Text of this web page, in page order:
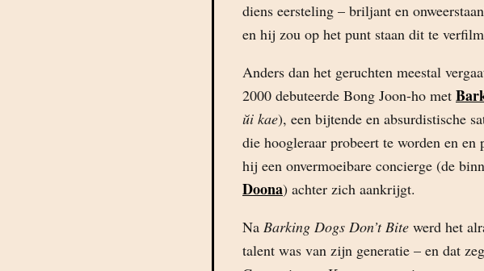
diens eersteling – briljant en
en hij zou op het punt staan dit te
Anders dan het geruchten meestal
2000 debuteerde Bong Joon-ho met
ŭi kae), een bijtende en absurdistische
die hoogleraar probeert te worden en en
hij een onvermoeibare concierge (de
Doona) achter zich aankrijgt.
Na Barking Dogs Don’t Bite werd het
talent was van zijn generatie – en dat